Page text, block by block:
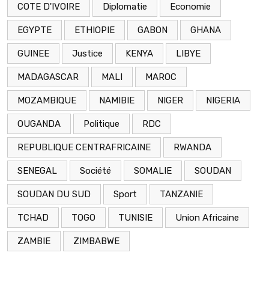
COTE D'IVOIRE Diplomatie Economie
EGYPTE ETHIOPIE GABON GHANA
GUINEE Justice KENYA LIBYE
MADAGASCAR MALI MAROC
MOZAMBIQUE NAMIBIE NIGER NIGERIA
OUGANDA Politique RDC
REPUBLIQUE CENTRAFRICAINE RWANDA
SENEGAL Société SOMALIE SOUDAN
SOUDAN DU SUD Sport TANZANIE
TCHAD TOGO TUNISIE Union Africaine
ZAMBIE ZIMBABWE